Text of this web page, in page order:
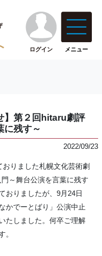
ログイン メニュー
】第２回hitaru劇評
に残す～
2022/09/23
りました札幌文化芸術劇
～舞台公演を言葉に残す
おりましたが、9月24日
かでーとばり」公演中止
たしました。何卒ご理解
。